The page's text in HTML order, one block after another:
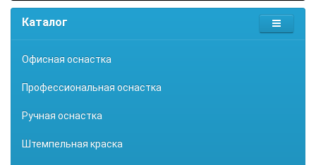
Каталог
Офисная оснастка
Профессиональная оснастка
Ручная оснастка
Штемпельная краска